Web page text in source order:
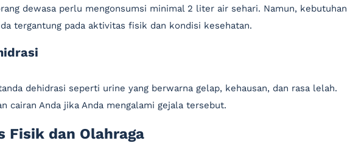
dewasa perlu mengonsumsi minimal 2 liter air sehari. Namun, kebutuhan
tergantung pada aktivitas fisik dan kondisi kesehatan.
dehidrasi seperti urine yang berwarna gelap, kehausan, dan rasa lelah.
cairan Anda jika Anda mengalami gejala tersebut.
Fisik dan Olahraga